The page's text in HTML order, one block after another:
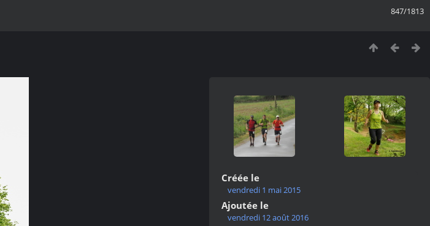
847/1813
Créée le
vendredi 1 mai 2015
Ajoutée le
vendredi 12 août 2016